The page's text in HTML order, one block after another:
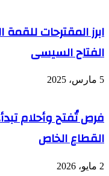
ابرز المقترحات
الفتاح السيسى
5 مارس، 2025
القطاع الخاص
2 مايو، 2026